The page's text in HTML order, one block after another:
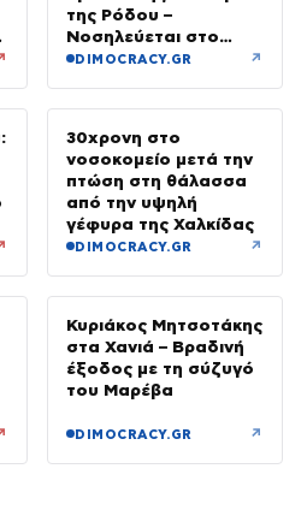
της Ρόδου –
Νοσηλεύεται στο
νοσοκομείο
DIMOCRACY.GR ↗
30χρονη στο
νοσοκομείο μετά την
πτώση στη θάλασσα
από την υψηλή
γέφυρα της Χαλκίδας
DIMOCRACY.GR ↗
Κυριάκος Μητσοτάκης
στα Χανιά – Βραδινή
έξοδος με τη σύζυγό
του Μαρέβα
DIMOCRACY.GR ↗